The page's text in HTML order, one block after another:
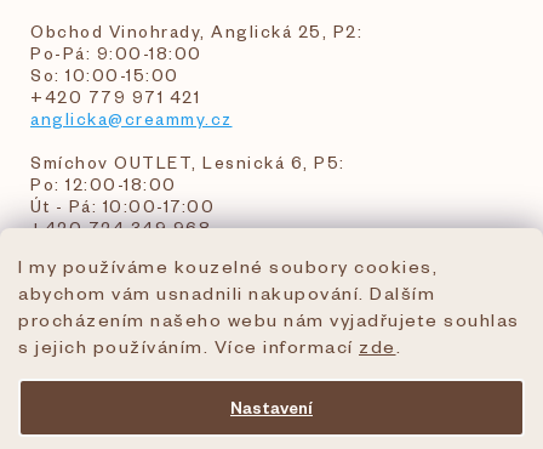
I my používáme kouzelné soubory cookies,
abychom vám usnadnili nakupování. Dalším
procházením našeho webu nám vyjadřujete souhlas
s jejich používáním. Více informací zde
Nastavení
Obchod Vinohrady, Anglická 25, P2:
Po-Pá: 9:00-18:00
So: 10:00-15:00
+420 779 971 421
anglicka@creammy.cz
Smíchov OUTLET, Lesnická 6, P5:
Po: 12:00-18:00
Út - Pá: 10:00-17:00
+420 724 349 968
objednavky@creammy.cz
tel:+420 724 349 968